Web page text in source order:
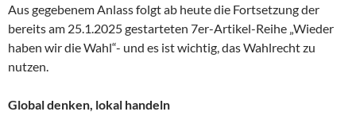
Aus gegebenem Anlass folgt ab heute die Fortsetzung der
bereits am 25.1.2025 gestarteten 7er-Artikel-Reihe „Wieder
haben wir die Wahl“- und es ist wichtig, das Wahlrecht zu
nutzen.
Global denken, lokal handeln